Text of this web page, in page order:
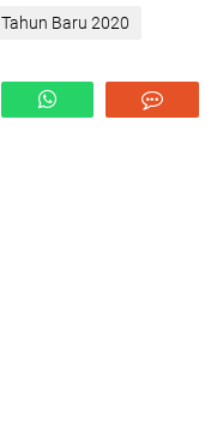
Tahun Baru 2020